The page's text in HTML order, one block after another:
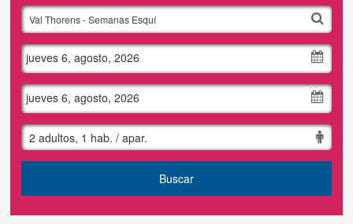
Destinos
Hoteles
Grupos
Contacto
jueves 6, agosto, 2026
jueves 6, agosto, 2026
2 adultos, 1 hab. / apar.
Buscar